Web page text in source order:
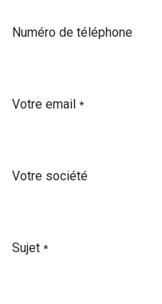
Numéro de téléphone
Votre email *
Votre société
Sujet *